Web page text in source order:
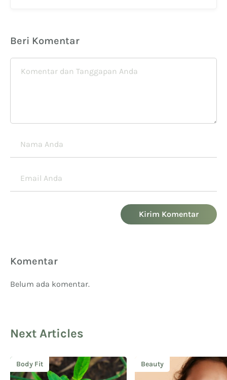
Beri Komentar
Kirim Komentar
Komentar
Belum ada komentar.
Next Articles
Body Fit Beauty